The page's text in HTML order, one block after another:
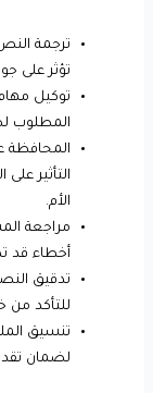
ترجمة النص
تؤثر على
توكيل
المطلوب
المحافظة
التأثير
الأم.
مراجعة
أخطاء قد
تدقيق
للتأكد من
تنسيق
لضمان